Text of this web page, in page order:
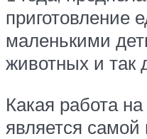
приготовление
маленькими
животных и так
Какая работа
является самой